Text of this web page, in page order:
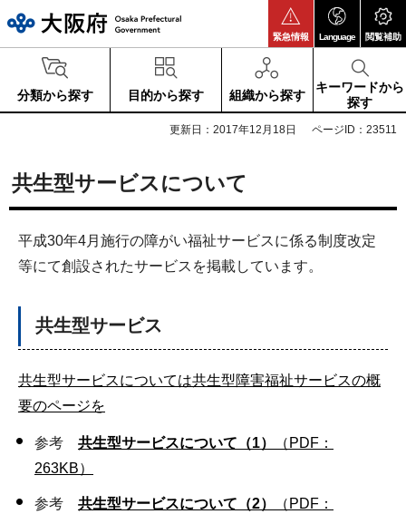
緊急情報 Language 閲覧補助
分類から探す 目的から探す 組織から探す
キーワードから
探す
更新日：2017年12月18日 ページID：23511
共生型サービスについて
平成30年4月施行の障がい福祉サービスに係る制度改定
等にて創設されたサービスを掲載しています。
共生型サービス
共生型サービスについては共生型障害福祉サービスの概
要のページを
参考 共生型サービスについて（1）
（PDF：
263KB）
参考 共生型サービスについて（2）
（PDF：